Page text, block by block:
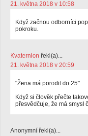
21. května 2018 v 10:58
Když začnou odborníci
pokroku.
Kvaternion řekl(a)...
21. května 2018 v 20:59
"Žena má porodit do 25"
Když si člověk přečte
přesvědčuje, že má smysl
Anonymní řekl(a)...